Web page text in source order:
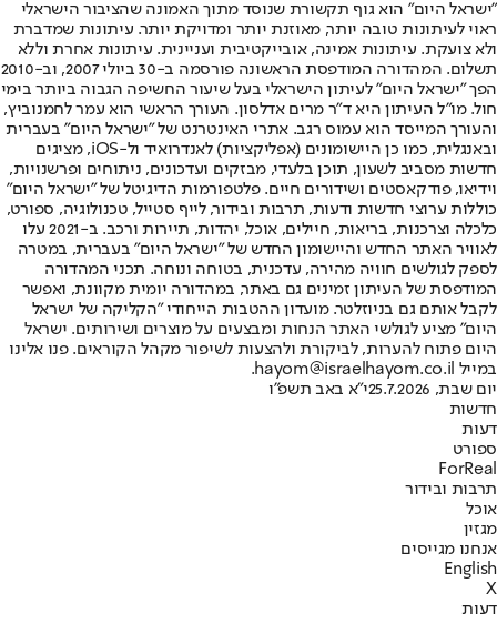
"ישראל היום" הוא גוף תקשורת שנוסד מתוך האמונה שהציבור הישראלי
ראוי לעיתונות טובה יותר, מאוזנת יותר ומדויקת יותר. עיתונות שמדברת
ולא צועקת. עיתונות אמינה, אובייקטיבית ועניינית. עיתונות אחרת וללא
תשלום. המהדורה המודפסת הראשונה פורסמה ב-30 ביולי 2007, וב-2010
הפך "ישראל היום" לעיתון הישראלי בעל שיעור החשיפה הגבוה ביותר בימי
חול. מו"ל העיתון היא ד"ר מרים אדלסון. העורך הראשי הוא עמר לחמנוביץ,
והעורך המייסד הוא עמוס רגב. אתרי האינטרנט של "ישראל היום" בעברית
ובאנגלית, כמו כן היישומונים (אפליקציות) לאנדרואיד ול-iOS, מציגים
חדשות מסביב לשעון, תוכן בלעדי, מבזקים ועדכונים, ניתוחים ופרשנויות,
וידיאו, פודקאסטים ושידורים חיים. פלטפורמות הדיגיטל של "ישראל היום"
כוללות ערוצי חדשות ודעות, תרבות ובידור, לייף סטייל, טכנולוגיה, ספורט,
כלכלה וצרכנות, בריאות, חיילים, אוכל, יהדות, תיירות ורכב. ב-2021 עלו
לאוויר האתר החדש והיישומון החדש של "ישראל היום" בעברית, במטרה
לספק לגולשים חוויה מהירה, עדכנית, בטוחה ונוחה. תכני המהדורה
המודפסת של העיתון זמינים גם באתר, במהדורה יומית מקוונת, ואפשר
לקבל אותם גם בניוזלטר. מועדון ההטבות הייחודי "הקליקה של ישראל
היום" מציע לגולשי האתר הנחות ומבצעים על מוצרים ושירותים. ישראל
היום פתוח להערות, לביקורת ולהצעות לשיפור מקהל הקוראים. פנו אלינו
במייל hayom@israelhayom.co.il.
יום שבת, 25.7.2026
י"א באב תשפ"ו
חדשות
דעות
ספורט
ForReal
תרבות ובידור
אוכל
מגזין
אנחנו מגייסים
English
X
דעות